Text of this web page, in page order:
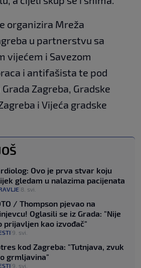
organizira Mreža
u partnerstvu sa
vijećem i Savezom
i antifašista te pod
Zagreba, Gradske
i Vijeća gradske
Ovo je prva stvar koju
gledam u nalazima pacijenata
8. svi.
/ Thompson pjevao na
Oglasili se iz Grada: "Nije
prijavljen kao izvođač"
9. svi.
kod Zagreba: "Tutnjava, zvuk
grmljavina"
9. svi.